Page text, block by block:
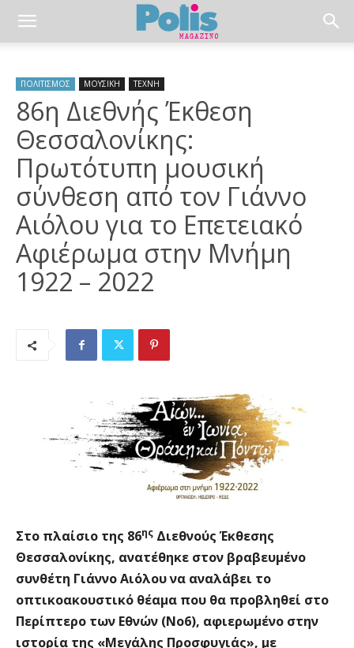
ΠΟΛΙΤΙΣΜΟΣ ΜΟΥΣΙΚΗ ΤΕΧΝΗ
86η Διεθνής Έκθεση
Θεσσαλονίκης:
Πρωτότυπη μουσική
σύνθεση από τον Γιάννο
Αιόλου για το Επετειακό
Αφιέρωμα στην Μνήμη
1922 – 2022
Στο πλαίσιο της 86ης Διεθνούς Έκθεσης
Θεσσαλονίκης, ανατέθηκε στον βραβευμένο
συνθέτη Γιάννο Αιόλου να αναλάβει το
οπτικοακουστικό θέαμα που θα προβληθεί στο
Περίπτερο των Εθνών (Νο6), αφιερωμένο στην
ιστορία της «Μεγάλης Προσφυγιάς», με